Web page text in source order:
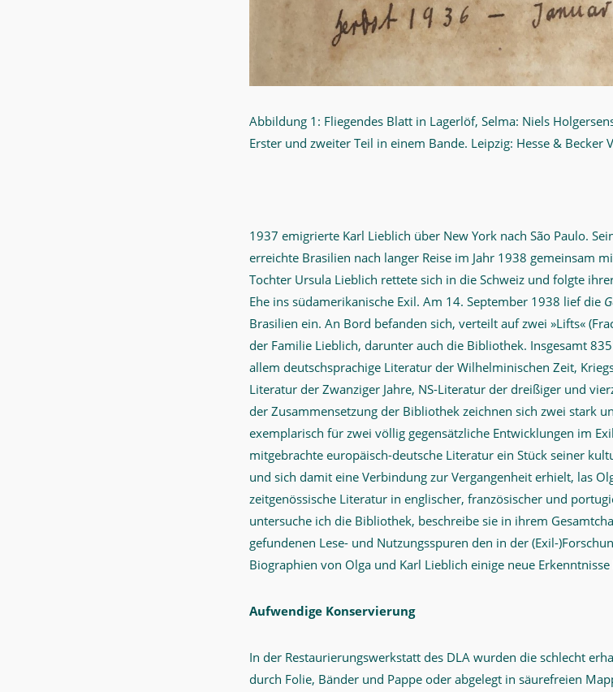
Abbildung 1: Fliegendes Blatt in Lagerlöf, Selma: Niels
Erster und zweiter Teil in einem Bande. Leipzig: Hesse & Becker
1937 emigrierte Karl Lieblich über New York nach São Paulo.
erreichte Brasilien nach langer Reise im Jahr 1938 gemeinsam
Tochter Ursula Lieblich rettete sich in die Schweiz und folgte
Ehe ins südamerikanische Exil. Am 14. September 1938 lief die
Brasilien ein. An Bord befanden sich, verteilt auf zwei »Lifts«
der Familie Lieblich, darunter auch die Bibliothek. Insgesamt
allem deutschsprachige Literatur der Wilhelminischen Zeit,
Literatur der Zwanziger Jahre, NS-Literatur der dreißiger und
der Zusammensetzung der Bibliothek zeichnen sich zwei stark
exemplarisch für zwei völlig gegensätzliche Entwicklungen im
mitgebrachte europäisch-deutsche Literatur ein Stück seiner
und sich damit eine Verbindung zur Vergangenheit erhielt, las
zeitgenössische Literatur in englischer, französischer und
untersuche ich die Bibliothek, beschreibe sie in ihrem
gefundenen Lese- und Nutzungsspuren den in der (Exil-
Biographien von Olga und Karl Lieblich einige neue
Aufwendige Konservierung
In der Restaurierungswerkstatt des DLA wurden die schlecht
durch Folie, Bänder und Pappe oder abgelegt in säurefreien